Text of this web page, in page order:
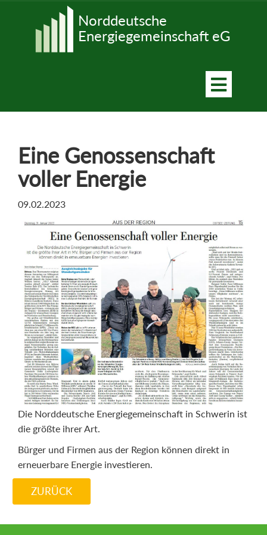
Norddeutsche
Energiegemeinschaft eG
Eine Genossenschaft
voller Energie
09.02.2023
Die Norddeutsche Energiegemeinschaft in Schwerin ist
die größte ihrer Art.
Bürger und Firmen aus der Region können direkt in
erneuerbare Energie investieren.
ZURÜCK
Kontakt